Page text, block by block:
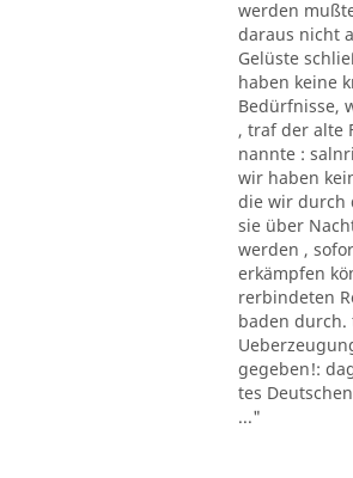
werden
daraus nicht
Gelüste
haben keine
Bedürfnisse,
, traf der alte
nannte :
wir haben
die wir durch
sie über
werden ,
erkämpfen
rerbindeten
baden durch.
gegeben!:
tes
..."